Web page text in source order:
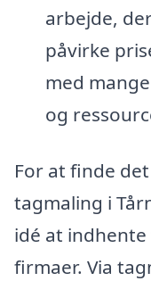
arbejde,
påvirke
med
og
For at finde
tagmaling i
idé at
firmaer. Via